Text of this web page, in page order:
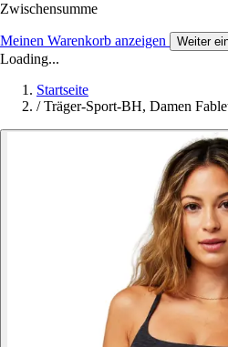
Zwischensumme
Meinen Warenkorb anzeigen Weiter
Loading...
Startseite
/ Träger-Sport-BH, Damen